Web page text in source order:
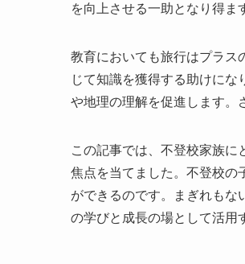
を向上させる一助となり得ま
教育においても旅行はプラス
じて知識を獲得する助けに
や地理の理解を促進します。
この記事では、不登校家族に
焦点を当てました。不登校の
ができるのです。まぎれもな
の学びと成長の場として活用